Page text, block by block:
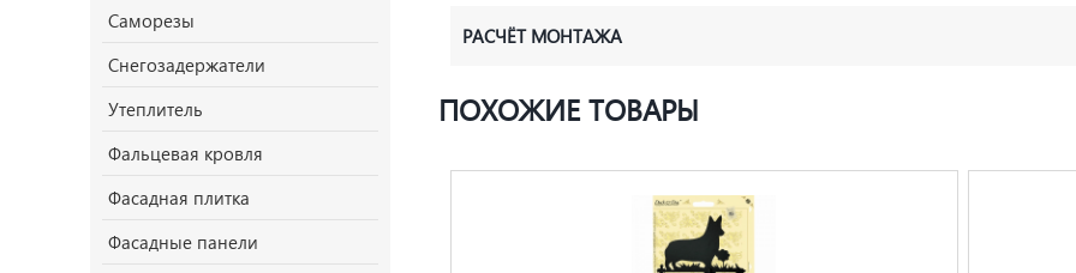
Саморезы
Снегозадержатели
Утеплитель
Фальцевая кровля
Фасадная плитка
Фасадные панели
РАСЧЁТ МОНТАЖА
ПОХОЖИЕ ТОВАРЫ